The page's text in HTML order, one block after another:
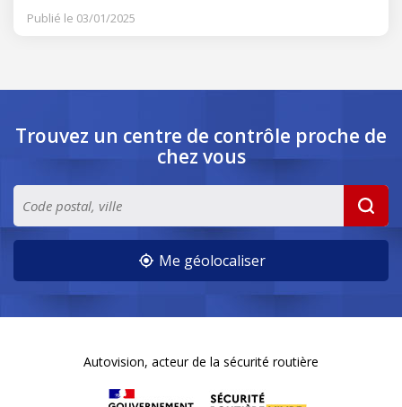
Publié le 03/01/2025
Trouvez un centre de contrôle proche de
chez vous
Me géolocaliser
Autovision, acteur de la sécurité routière